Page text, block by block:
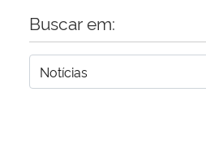
Buscar em: